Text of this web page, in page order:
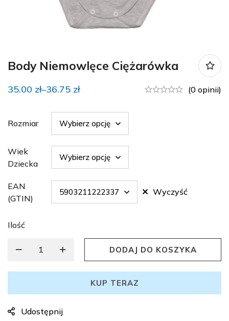
Body Niemowlęce Ciężarówka
35.00 zł–36.75 zł (0 opinii)
Rozmiar
Wiek
Dziecka
EAN
(GTIN)
Wyczyść
Ilość
DODAJ DO KOSZYKA
KUP TERAZ
Udostępnij